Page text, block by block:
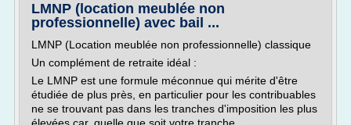
LMNP (location meublée non
professionnelle) avec bail ...
LMNP (Location meublée non professionnelle) classique
Un complément de retraite idéal :
Le LMNP est une formule méconnue qui mérite d'être
étudiée de plus près, en particulier pour les contribuables
ne se trouvant pas dans les tranches d'imposition les plus